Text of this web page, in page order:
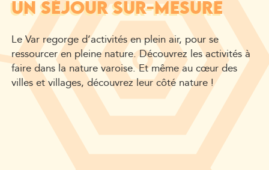
UN SÉJOUR SUR-MESURE
Le Var regorge d’activités en plein air, pour se
ressourcer en pleine nature. Découvrez les activités à
faire dans la nature varoise. Et même au cœur des
villes et villages, découvrez leur côté nature !